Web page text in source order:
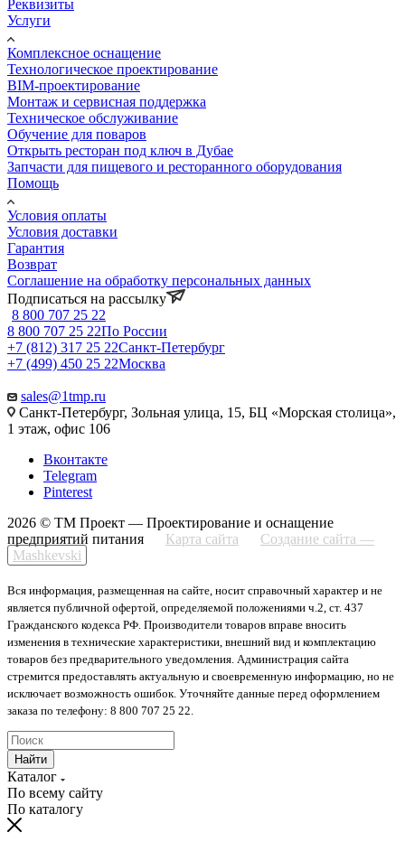
Реквизиты
Услуги
Комплексное оснащение
Технологическое проектирование
BIM-проектирование
Монтаж и сервисная поддержка
Техническое обслуживание
Обучение для поваров
Открыть ресторан под ключ в Дубае
Запчасти для пищевого и ресторанного оборудования
Помощь
Условия оплаты
Условия доставки
Гарантия
Возврат
Соглашение на обработку персональных данных
Подписаться на рассылку
8 800 707 25 22
8 800 707 25 22По России
+7 (812) 317 25 22Санкт-Петербург
+7 (499) 450 25 22Москва
sales@1tmp.ru
Санкт-Петербург, Зольная улица, 15, БЦ «Морская столица»,
1 этаж, офис 106
Вконтакте
Telegram
Pinterest
2026 © ТМ Проект — Проектирование и оснащение
предприятий питания
Карта сайта
Создание сайта —
Mashkevski
Вся информация, размещенная на сайте, носит справочный характер и не
является публичной офертой, определяемой положениями ч.2, ст. 437
Гражданского кодекса РФ. Производители товаров вправе вносить
изменения в технические характеристики, внешний вид и комплектацию
товаров без предварительного уведомления. Администрация сайта
стремится предоставлять актуальную и своевременную информацию, но не
исключает возможность ошибок. Уточняйте данные перед оформлением
заказа по телефону: 8 800 707 25 22.
Найти
Каталог
По всему сайту
По каталогу